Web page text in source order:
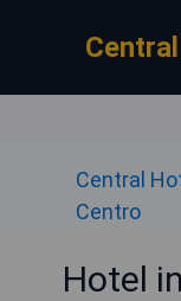
Central
Centro
Hotel